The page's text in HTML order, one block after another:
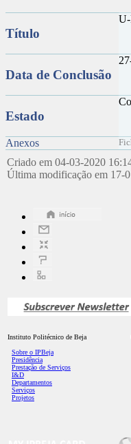
Título
Data de Conclusão
Estado
Anexos
Criado em 04-03-2020
Última modificação em
Instituto Politécnico de Beja
Sobre o IPBeja
Presidência
Prestação de Serviços
I&D
Departamentos
Serviços
Projetos